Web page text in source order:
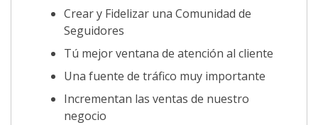
Crear y Fidelizar una Comunidad de
Seguidores
Tú mejor ventana de atención al cliente
Una fuente de tráfico muy importante
Incrementan las ventas de nuestro
negocio